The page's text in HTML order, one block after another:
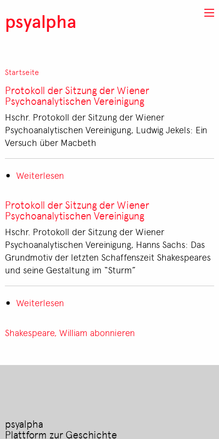
psyalpha
Pfadnavigation
Startseite
Protokoll der Sitzung der Wiener
Psychoanalytischen Vereinigung
Hschr. Protokoll der Sitzung der Wiener
Psychoanalytischen Vereinigung, Ludwig Jekels: Ein
Versuch über Macbeth
Weiterlesen
der
Sitzung
der
Wiener
Psychoanalytischen
Vereinigung
Protokoll der Sitzung der Wiener
Psychoanalytischen Vereinigung
Hschr. Protokoll der Sitzung der Wiener
Psychoanalytischen Vereinigung, Hanns Sachs: Das
Grundmotiv der letzten Schaffenszeit Shakespeares
und seine Gestaltung im “Sturm”
Weiterlesen
der
Wiener
Shakespeare, William abonnieren
psyalpha
Plattform zur Geschichte